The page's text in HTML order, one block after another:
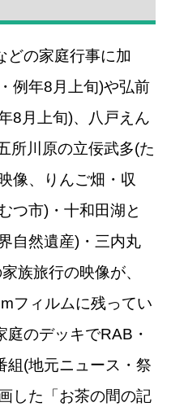
どの家庭行事に加
例年8月上旬)や弘前
8月上旬)、八戸えん
所川原の立佞武多(た
像、りんご畑・収
つ市)・十和田湖と
自然遺産)・三内丸
族旅行の映像が、
フィルムに残ってい
のデッキでRAB・
組(地元ニュース・祭
した「お茶の間の記